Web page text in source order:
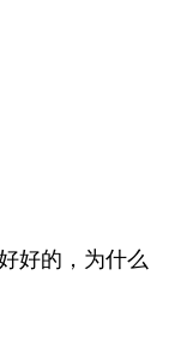
好的，为什么